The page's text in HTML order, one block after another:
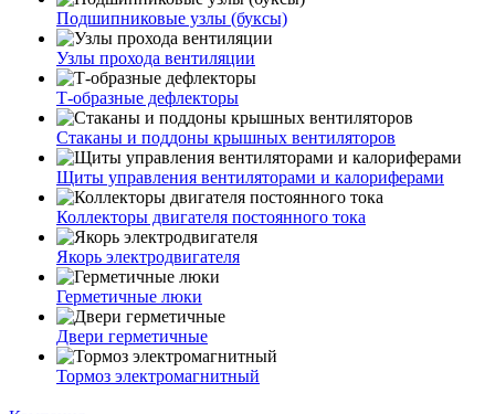
Подшипниковые узлы (буксы)
Узлы прохода вентиляции
Т-образные дефлекторы
Стаканы и поддоны крышных вентиляторов
Щиты управления вентиляторами и калориферами
Коллекторы двигателя постоянного тока
Якорь электродвигателя
Герметичные люки
Двери герметичные
Тормоз электромагнитный